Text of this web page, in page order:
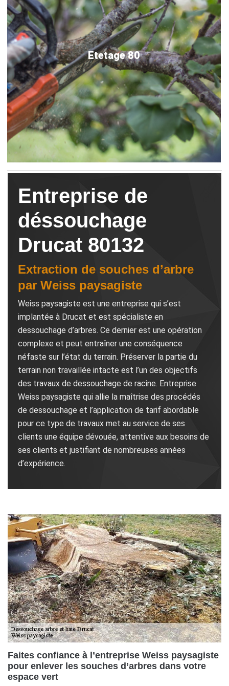
Etetage 80
Entreprise de
déssouchage
Drucat 80132
Extraction de souches d’arbre
par Weiss paysagiste
Weiss paysagiste est une entreprise qui s’est
implantée à Drucat et est spécialiste en
dessouchage d’arbres. Ce dernier est une opération
complexe et peut entraîner une conséquence
néfaste sur l’état du terrain. Préserver la partie du
terrain non travaillée intacte est l’un des objectifs
des travaux de dessouchage de racine. Entreprise
Weiss paysagiste qui allie la maîtrise des procédés
de dessouchage et l’application de tarif abordable
pour ce type de travaux met au service de ses
clients une équipe dévouée, attentive aux besoins de
ses clients et justifiant de nombreuses années
d’expérience.
Faites confiance à l’entreprise Weiss paysagiste
pour enlever les souches d’arbres dans votre
espace vert